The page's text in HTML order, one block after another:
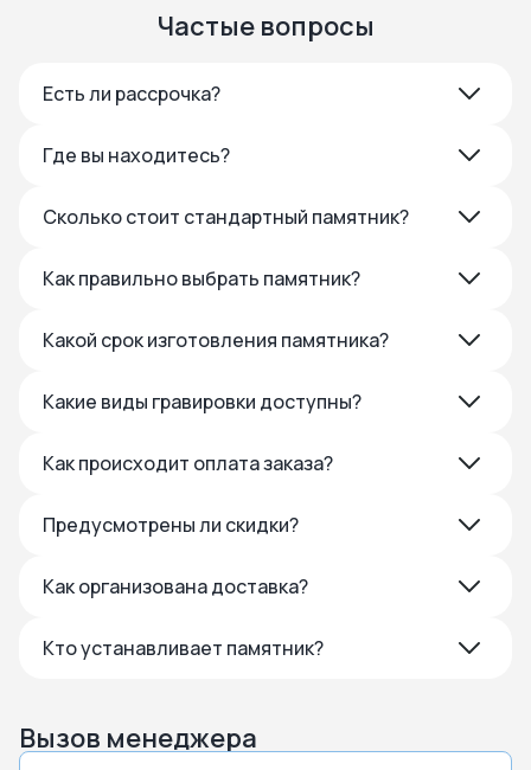
Частые вопросы
Есть ли рассрочка?
Где вы находитесь?
Сколько стоит стандартный памятник?
Как правильно выбрать памятник?
Какой срок изготовления памятника?
Какие виды гравировки доступны?
Как происходит оплата заказа?
Предусмотрены ли скидки?
Как организована доставка?
Кто устанавливает памятник?
Вызов менеджера